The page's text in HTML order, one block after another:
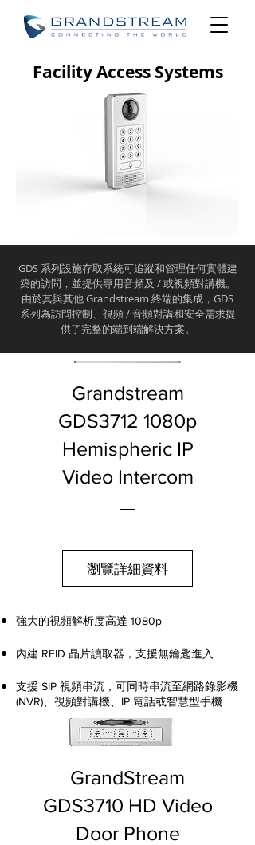
Facility Access Systems
GDS 系列設施存取系統可追蹤和管理任何實體建
築的訪問，並提供專用音頻及 / 或視頻對講機。
由於其與其他 Grandstream 終端的集成，GDS
系列為訪問控制、視頻 / 音頻對講和安全需求提
供了完整的端到端解決方案。
Grandstream
GDS3712 1080p
Hemispheric IP
Video Intercom
瀏覽詳細資料
強大的視頻解析度高達 1080p
內建 RFID 晶片讀取器，支援無鑰匙進入
支援 SIP 視頻串流，可同時串流至網路錄影機
(NVR)、視頻對講機、IP 電話或智慧型手機
GrandStream
GDS3710 HD Video
Door Phone